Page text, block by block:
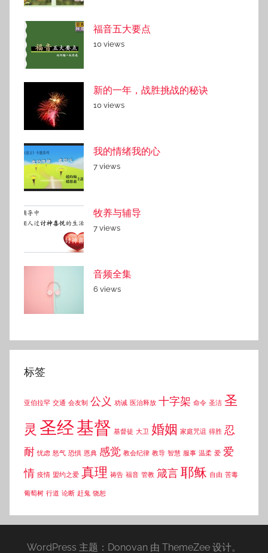
福音五大要点
10 views
新的一年，战胜挑战的秘诀
10 views
我的情绪我的心
7 views
牧养与辅导
7 views
音频全集
6 views
标签
亚伯拉罕 交通 会友制 公义 劝诫 医治释放 十字架 命令 圣洁 圣
灵 圣经基督 基督徒 大卫 婚姻 家庭咒诅 得胜 忍
耐 忧虑 怒气 恐惧 恩典 感觉 教会纪律 教导 智慧 服事 温柔 爱 爱
情 疫情 盟约之爱 真理 祷告 福音 管教 箴言耶稣 自由 苦毒
葡萄树 行道 论断 赶鬼 饶恕
WordPress 主题：Donovan 由 ThemeZee 设计。